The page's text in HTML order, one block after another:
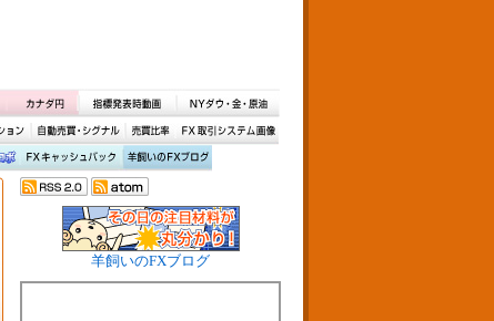
羊飼いのFXブログ